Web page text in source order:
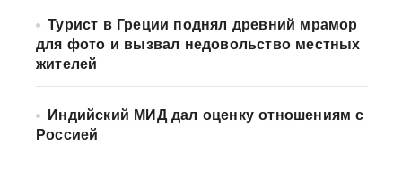
Турист в Греции поднял древний мрамор
для фото и вызвал недовольство местных
жителей
Индийский МИД дал оценку отношениям с
Россией